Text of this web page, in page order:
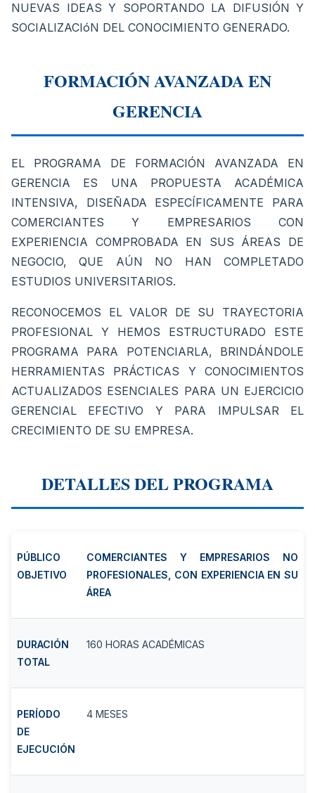
NUEVAS IDEAS Y SOPORTANDO LA DIFUSIÓN Y
SOCIALIZACIóN DEL CONOCIMIENTO GENERADO.
FORMACIÓN AVANZADA EN
GERENCIA
EL PROGRAMA DE FORMACIÓN AVANZADA EN
GERENCIA ES UNA PROPUESTA ACADÉMICA
INTENSIVA, DISEÑADA ESPECÍFICAMENTE PARA
COMERCIANTES Y EMPRESARIOS CON
EXPERIENCIA COMPROBADA EN SUS ÁREAS DE
NEGOCIO, QUE AÚN NO HAN COMPLETADO
ESTUDIOS UNIVERSITARIOS.
RECONOCEMOS EL VALOR DE SU TRAYECTORIA
PROFESIONAL Y HEMOS ESTRUCTURADO ESTE
PROGRAMA PARA POTENCIARLA, BRINDÁNDOLE
HERRAMIENTAS PRÁCTICAS Y CONOCIMIENTOS
ACTUALIZADOS ESENCIALES PARA UN EJERCICIO
GERENCIAL EFECTIVO Y PARA IMPULSAR EL
CRECIMIENTO DE SU EMPRESA.
DETALLES DEL PROGRAMA
PÚBLICO
OBJETIVO
COMERCIANTES Y EMPRESARIOS NO
PROFESIONALES, CON EXPERIENCIA EN SU
ÁREA
DURACIÓN
TOTAL
160 HORAS ACADÉMICAS
PERÍODO
DE
EJECUCIÓN
4 MESES